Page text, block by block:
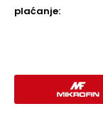
plaćanje: